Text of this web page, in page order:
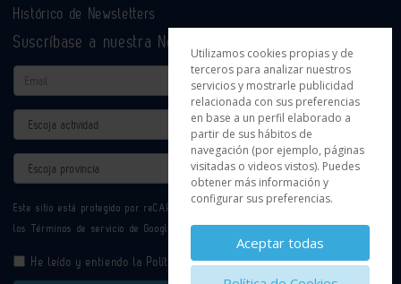
Histórico de Newsletters
Suscríbase a nuestra Newsletter
Email
Actividad
Provincia
Este sitio está protegido por reCAPTCHA y se aplican la
los Términos de servicio de Google.
He leído y entiendo la Política de Privacidad
Utilizamos cookies propias y de
terceros para analizar nuestros
servicios y mostrarle publicidad
relacionada con sus preferencias
en base a un perfil elaborado a
partir de sus hábitos de
navegación (por ejemplo, páginas
visitadas o videos vistos). Puedes
obtener más información y
configurar sus preferencias.
Aceptar todas